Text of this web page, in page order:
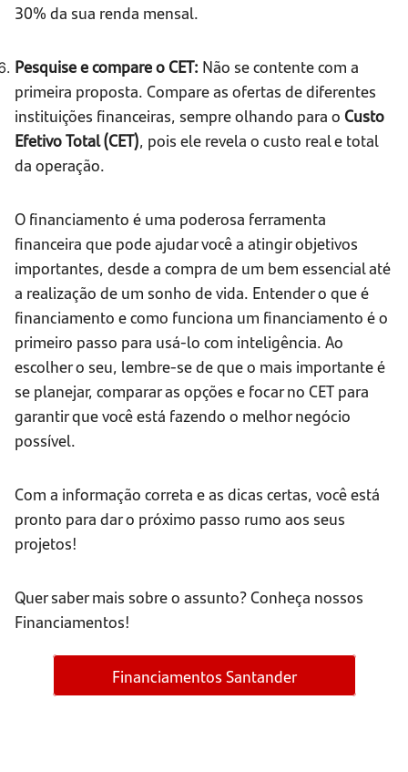
30% da sua renda mensal.
Pesquise e compare o CET: Não se contente com a
primeira proposta. Compare as ofertas de diferentes
instituições financeiras, sempre olhando para o Custo
Efetivo Total (CET), pois ele revela o custo real e total
da operação.
O financiamento é uma poderosa ferramenta
financeira que pode ajudar você a atingir objetivos
importantes, desde a compra de um bem essencial até
a realização de um sonho de vida. Entender o que é
financiamento e como funciona um financiamento é o
primeiro passo para usá-lo com inteligência. Ao
escolher o seu, lembre-se de que o mais importante é
se planejar, comparar as opções e focar no CET para
garantir que você está fazendo o melhor negócio
possível.
Com a informação correta e as dicas certas, você está
pronto para dar o próximo passo rumo aos seus
projetos!
Quer saber mais sobre o assunto? Conheça nossos
Financiamentos!
Financiamentos Santander